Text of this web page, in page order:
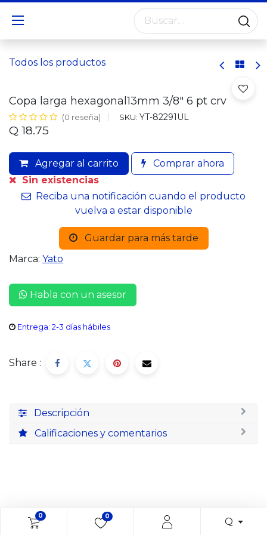
0 0 Q
Todos los productos
Copa larga hexagonal13mm 3/8" 6 pt crv
(0 reseña) SKU: YT-82291UL
Q 18.75
Agregar al carrito
Comprar ahora
Sin existencias
Reciba una notificación cuando el producto
vuelva a estar disponible
Guardar para más tarde
Marca: Yato
Habla con un asesor
Entrega: 2-3 días hábiles
Share :
Descripción
Calificaciones y comentarios